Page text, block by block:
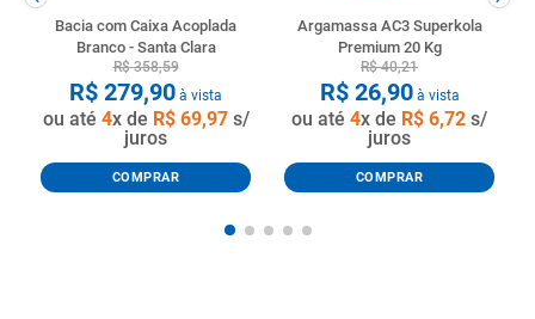
Bacia com Caixa Acoplada
Branco - Santa Clara
R$ 358,59
R$ 279,90 à vista
ou até 4x de R$ 69,97s/
juros
COMPRAR
Argamassa AC3 Superkola
Premium 20 Kg
R$ 40,21
R$ 26,90à vista
ou até 4x de R$ 6,72 s/
juros
COMPRAR